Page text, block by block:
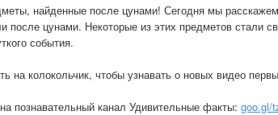
найденные после цунами! Сегодня мы расскажем
после цунами. Некоторые из этих предметов стали
события.
на колокольчик, чтобы узнавать о новых видео
канал Удивительные факты: goo.gl/